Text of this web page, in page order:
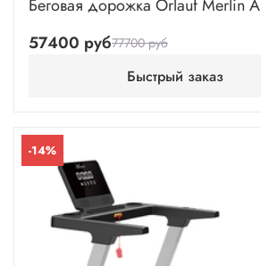
Беговая дорожка Orlauf Merlin A
57400 руб77700 руб
Быстрый заказ
-14%